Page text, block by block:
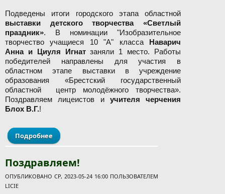
Подведены итоги городского этапа областной
выставки детского творчества «Светлый
праздник». В номинации "Изобразительное
творчество учащиеся 10 "А" класса Наварич
Анна и Циуля Игнатзаняли 1 место. Работы
победителей направлены для участия в
областном этапе выставки в учреждение
образования «Брестский государственный
областной центр молодёжного творчества».
Поздравляем лицеистов и учителя черчения
Блох В.Г.!
Подробнее о Поздравляем с победой!
Поздравляем!
ОПУБЛИКОВАНО СР, 2023-05-24 16:00 ПОЛЬЗОВАТЕЛЕМ
LICIE